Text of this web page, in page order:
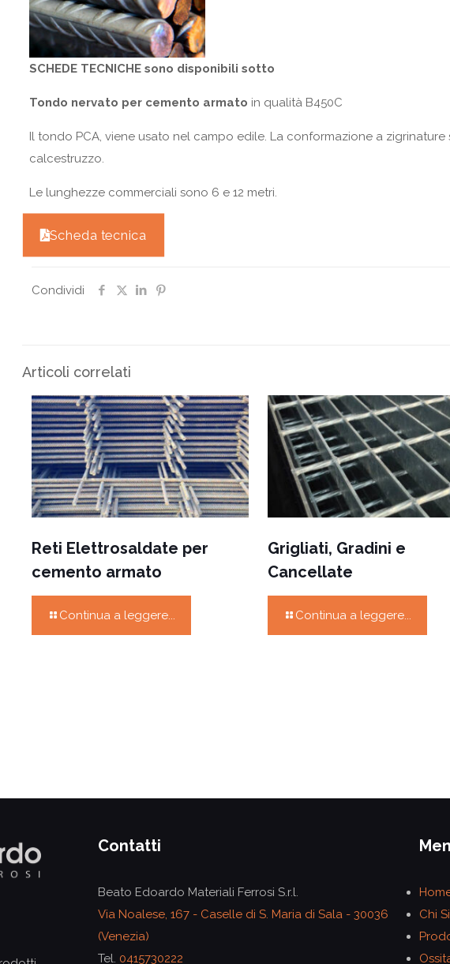
SCHEDE TECNICHE sono disponibili sotto
Tondo nervato per cemento armato in qualità B450C
Il tondo PCA, viene usato nel campo edile. La conformazione a
calcestruzzo.
Le lunghezze commerciali sono 6 e 12 metri.
Scheda tecnica
Condividi
Articoli correlati
Reti Elettrosaldate per
cemento armato
Continua a leggere...
Grigliati, Gradini e
Cancellate
Continua a leggere...
Contatti
Beato Edoardo Materiali Ferrosi S.r.l.
Via Noalese, 167 - Caselle di S. Maria di Sala - 30036
(Venezia)
Tel. 0415730222
Chi